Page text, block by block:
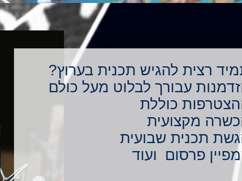
רצית להגיש תכנית בערוץ?
עבורך לבלוט מעל כולם
כוללת
מקצועית
תכנית שבועית
פרסום ועוד